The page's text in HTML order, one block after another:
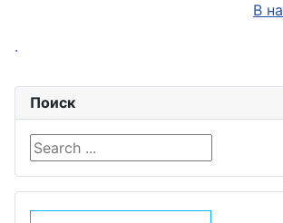
В
.
Поиск
Search ...